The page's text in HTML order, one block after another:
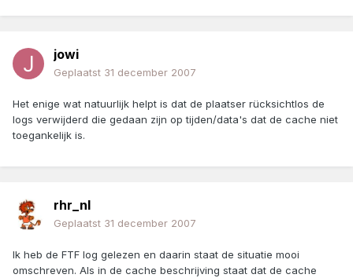
jowi
Geplaatst 31 december 2007
Het enige wat natuurlijk helpt is dat de plaatser rücksichtlos de
logs verwijderd die gedaan zijn op tijden/data's dat de cache niet
toegankelijk is.
rhr_nl
Geplaatst 31 december 2007
Ik heb de FTF log gelezen en daarin staat de situatie mooi
omschreven. Als in de cache beschrijving staat dat de cache